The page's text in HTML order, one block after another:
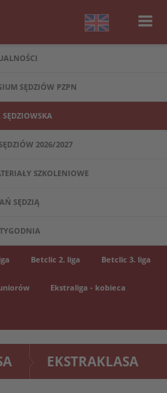
SĘDZIÓW PZPN
SĘDZIOWSKA
2026/2027
SZKOLENIOWE
SĘDZIĄ
Betclic 2. liga Betclic 3. liga
Ekstraliga - kobieca
EKSTRAKLASA